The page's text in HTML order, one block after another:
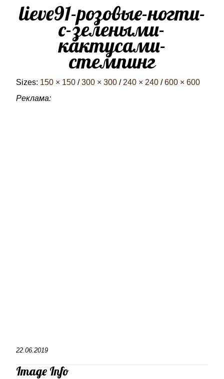
lieve91-розовые-ногти-
с-зелеными-
кактусами-
стемпинг
Sizes: 150 × 150 / 300 × 300 / 240 × 240 / 600 × 600
Реклама:
22.06.2019
Image Info